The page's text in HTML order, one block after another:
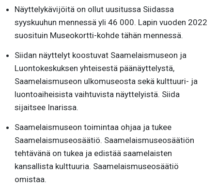
Näyttelykävijöitä on ollut uusitussa Siidassa
syyskuuhun mennessä yli 46 000. Lapin vuoden 2022
suosituin Museokortti-kohde tähän mennessä.
Siidan näyttelyt koostuvat Saamelaismuseon ja
Luontokeskuksen yhteisestä päänäyttelystä,
Saamelaismuseon ulkomuseosta sekä kulttuuri- ja
luontoaiheisista vaihtuvista näyttelyistä. Siida
sijaitsee Inarissa.
Saamelaismuseon toimintaa ohjaa ja tukee
Saamelaismuseosäätiö. Saamelaismuseosäätiön
tehtävänä on tukea ja edistää saamelaisten
kansallista kulttuuria. Saamelaismuseosäätiö
omistaa.